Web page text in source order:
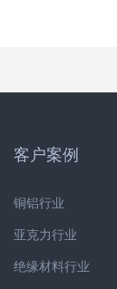
客户案例
铜铝行业
亚克力行业
绝缘材料行业